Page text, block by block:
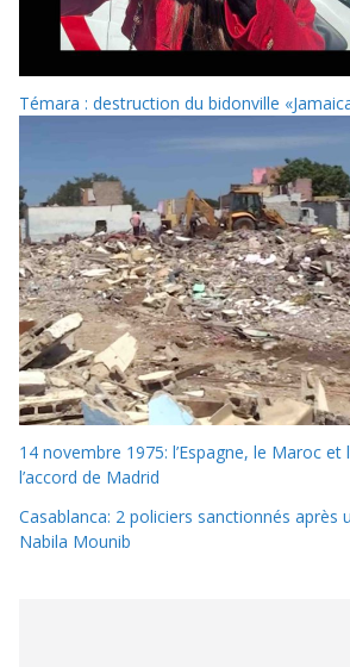
Témara : destruction du bidonville
14 novembre 1975: l’Espagne, le Maroc
l’accord de Madrid
Casablanca: 2 policiers sanctionnés après
Nabila Mounib